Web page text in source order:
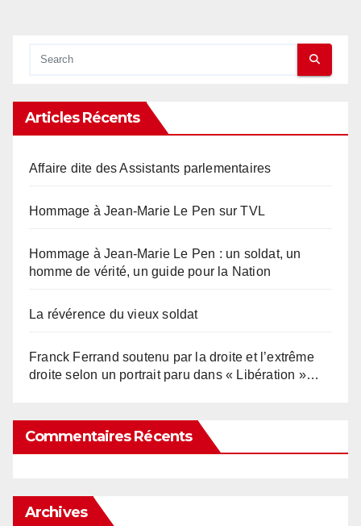
Articles Récents
Affaire dite des Assistants parlementaires
Hommage à Jean-Marie Le Pen sur TVL
Hommage à Jean-Marie Le Pen : un soldat, un
homme de vérité, un guide pour la Nation
La révérence du vieux soldat
Franck Ferrand soutenu par la droite et l’extrême
droite selon un portrait paru dans « Libération »…
Commentaires Récents
Archives